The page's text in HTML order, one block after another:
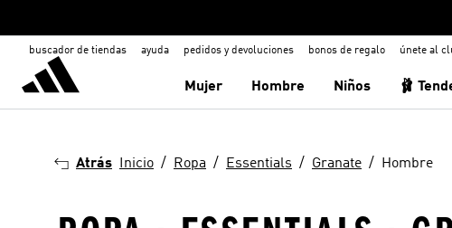
buscador de tiendas ayuda pedidos y devoluciones bonos de regalo únete al
Mujer Hombre Niños 🩰
Atrás Inicio Ropa Essentials Granate Hombre